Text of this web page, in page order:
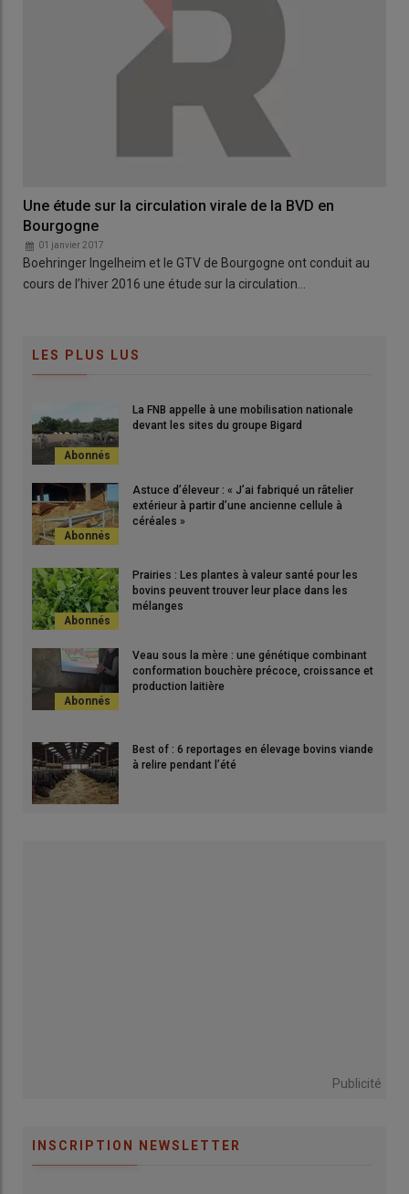
Une étude sur la circulation virale de la BVD en
Bourgogne
01 janvier 2017
Boehringer Ingelheim et le GTV de Bourgogne ont conduit au
cours de l’hiver 2016 une étude sur la circulation…
LES PLUS LUS
La FNB appelle à une mobilisation nationale
devant les sites du groupe Bigard
Astuce d’éleveur : « J’ai fabriqué un râtelier
extérieur à partir d’une ancienne cellule à
céréales »
Prairies : Les plantes à valeur santé pour les
bovins peuvent trouver leur place dans les
mélanges
Veau sous la mère : une génétique combinant
conformation bouchère précoce, croissance et
production laitière
Best of : 6 reportages en élevage bovins viande
à relire pendant l’été
Publicité
INSCRIPTION NEWSLETTER